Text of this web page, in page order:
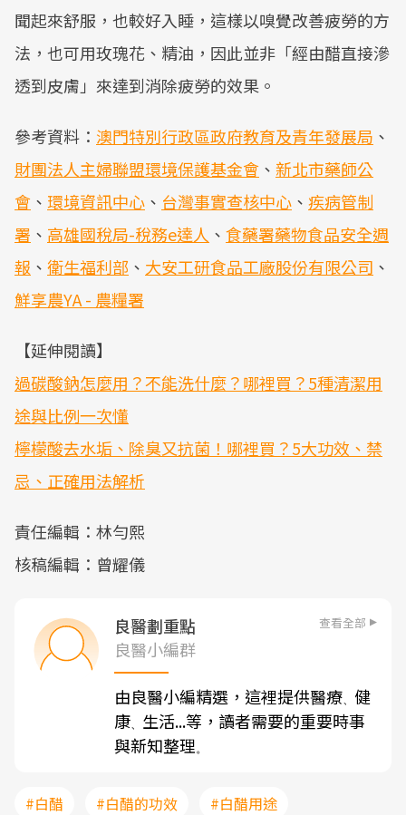
聞起來舒服，也較好入睡，這樣以嗅覺改善疲勞的方
法，也可用玫瑰花、精油，因此並非「經由醋直接滲
透到皮膚」來達到消除疲勞的效果。
參考資料： 澳門特別行政區政府教育及青年發展局 、
財團法人主婦聯盟環境保護基金會 、 新北市藥師公
會 、 環境資訊中心 、 台灣事實查核中心 、 疾病管制
署 、 高雄國稅局-稅務e達人 、 食藥署藥物食品安全週
報 、 衛生福利部 、 大安工研食品工廠股份有限公司 、
鮮享農YA - 農糧署
【延伸閱讀】
過碳酸鈉怎麼用？不能洗什麼？哪裡買？5種清潔用
途與比例一次懂
檸檬酸去水垢、除臭又抗菌！哪裡買？5大功效、禁
忌、正確用法解析
責任編輯：林勻熙
核稿編輯：曾耀儀
良醫劃重點 查看全部
良醫小編群
由良醫小編精選，這裡提供醫療、 健
康、 生活...等，讀者需要的重要時事
與新知整理。
#白醋 #白醋的功效
#白醋用途